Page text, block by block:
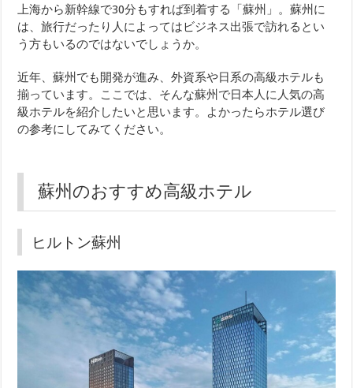
上海から新幹線で30分もすれば到着する「蘇州」。蘇州に
は、旅行だったり人によってはビジネス出張で訪れるとい
う方もいるのではないでしょうか。
近年、蘇州でも開発が進み、外資系や日系の高級ホテルも
揃っています。ここでは、そんな蘇州で日本人に人気の高
級ホテルを紹介したいと思います。よかったらホテル選び
の参考にしてみてください。
蘇州のおすすめ高級ホテル
ヒルトン蘇州